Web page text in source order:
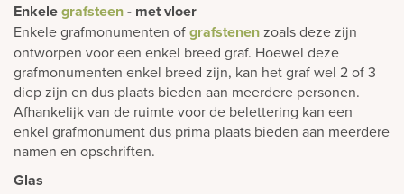
Enkelegrafsteen- met vloer
Enkele grafmonumenten ofgrafstenenzoals deze zijn
ontworpen voor een enkel breed graf. Hoewel deze
grafmonumenten enkel breed zijn, kan het graf wel 2 of 3
diep zijn en dus plaats bieden aan meerdere personen.
Afhankelijk van de ruimte voor de belettering kan een
enkel grafmonument dus prima plaats bieden aan meerdere
namen en opschriften.
Glas